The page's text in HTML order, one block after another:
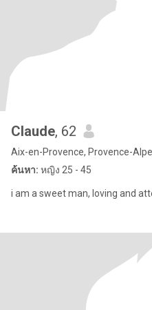
Claude, 62
Aix-en-Provence, Provence-
ค้นหา: หญิง 25 - 45
i am a sweet man, loving and